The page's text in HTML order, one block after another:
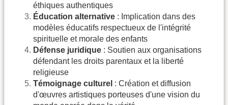
éthiques authentiques
Éducation alternative : Implication dans des
modèles éducatifs respectueux de l'intégrité
spirituelle et morale des enfants
Défense juridique : Soutien aux organisations
défendant les droits parentaux et la liberté
religieuse
Témoignage culturel : Création et diffusion
d'œuvres artistiques porteuses d'une vision du